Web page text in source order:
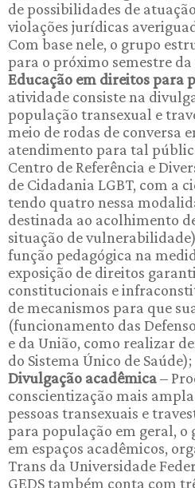
de possibilidades de
violações jurídicas
Com base nele, o grupo
para o próximo semestre
Educação em direitos para
atividade consiste na
população transexual e
meio de rodas de conversa
atendimento para tal
Centro de Referência e
de Cidadania LGBT, com a
tendo quatro nessa
destinada ao acolhimento
situação de
função pedagógica na
exposição de direitos
constitucionais e
de mecanismos para que
(funcionamento das
e da União, como realizar
do Sistema Único de Saúde);
Divulgação acadêmica–
conscientização mais
pessoas transexuais e
para população em geral, o
em espaços acadêmicos,
Trans da Universidade
GEDS também conta com